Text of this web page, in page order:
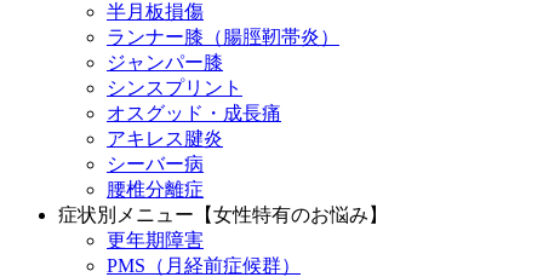
半月板損傷
ランナー膝（腸脛靭帯炎）
ジャンパー膝
シンスプリント
オスグッド・成長痛
アキレス腱炎
シーバー病
腰椎分離症
症状別メニュー【女性特有のお悩み】
更年期障害
PMS（月経前症候群）